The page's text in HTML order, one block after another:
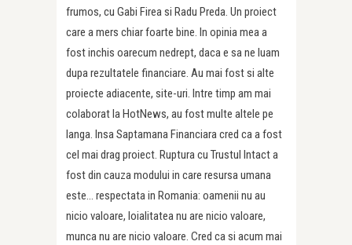
frumos, cu Gabi Firea si Radu Preda. Un proiect
care a mers chiar foarte bine. In opinia mea a
fost inchis oarecum nedrept, daca e sa ne luam
dupa rezultatele financiare. Au mai fost si alte
proiecte adiacente, site-uri. Intre timp am mai
colaborat la HotNews, au fost multe altele pe
langa. Insa Saptamana Financiara cred ca a fost
cel mai drag proiect. Ruptura cu Trustul Intact a
fost din cauza modului in care resursa umana
este… respectata in Romania: oamenii nu au
nicio valoare, loialitatea nu are nicio valoare,
munca nu are nicio valoare. Cred ca si acum mai